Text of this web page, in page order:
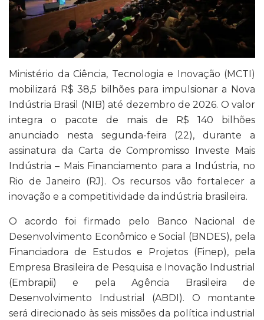
Ministério da Ciência, Tecnologia e Inovação (MCTI)
mobilizará R$ 38,5 bilhões para impulsionar a Nova
Indústria Brasil (NIB) até dezembro de 2026. O valor
integra o pacote de mais de R$ 140 bilhões
anunciado nesta segunda-feira (22), durante a
assinatura da Carta de Compromisso Investe Mais
Indústria – Mais Financiamento para a Indústria, no
Rio de Janeiro (RJ). Os recursos vão fortalecer a
inovação e a competitividade da indústria brasileira.
O acordo foi firmado pelo Banco Nacional de
Desenvolvimento Econômico e Social (BNDES), pela
Financiadora de Estudos e Projetos (Finep), pela
Empresa Brasileira de Pesquisa e Inovação Industrial
(Embrapii) e pela Agência Brasileira de
Desenvolvimento Industrial (ABDI). O montante
será direcionado às seis missões da política industrial